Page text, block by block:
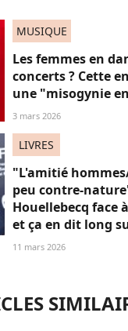
MUSIQUE
Les femmes en
concerts ? Cette
une "misogynie
3 mars 2026
LIVRES
"L'amitié
peu contre-
Houellebecq face
et ça en dit long
11 mars 2026